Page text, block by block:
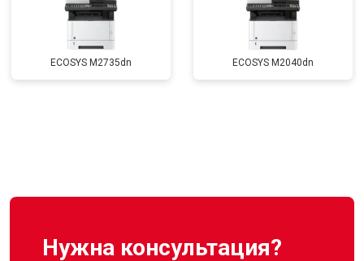
ECOSYS M2735dn ECOSYS M2040dn
Нужна консультация?